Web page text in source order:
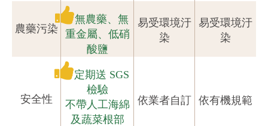
農藥污染
無農藥、無
重金屬、低硝
酸鹽
易受環境汙
染
易受環境汙
染
安全性
定期送 SGS
檢驗
不帶人工海綿
及蔬菜根部
依業者自訂 依有機規範